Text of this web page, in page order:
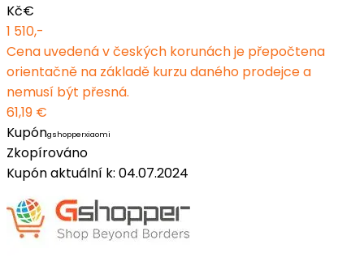
Kč€
1 510,-
Cena uvedená v českých korunách je přepočtena
orientačně na základě kurzu daného prodejce a
nemusí být přesná.
61,19 €
Kupóngshopperxiaomi
Zkopírováno
Kupón aktuální k: 04.07.2024